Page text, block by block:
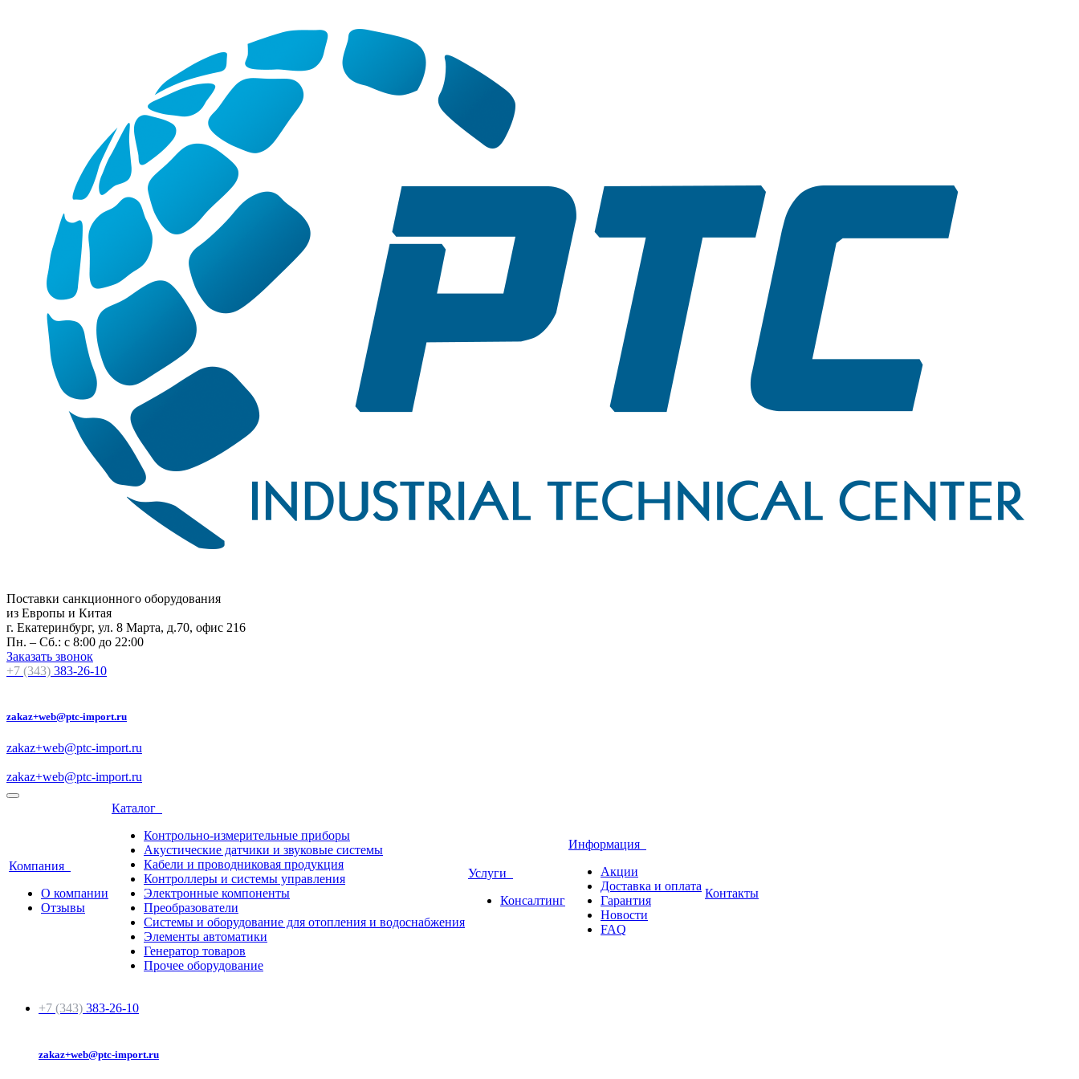
Поставки санкционного оборудования
из Европы и Китая
г. Екатеринбург, ул. 8 Марта, д.70, офис 216
Пн. – Сб.: с 8:00 до 22:00
Заказать звонок
+7 (343) 383-26-10
zakaz+web@ptc-import.ru
zakaz+web@ptc-import.ru
zakaz+web@ptc-import.ru
Компания
О компании
Отзывы
Каталог
Контрольно-измерительные приборы
Акустические датчики и звуковые системы
Кабели и проводниковая продукция
Контроллеры и системы управления
Электронные компоненты
Преобразователи
Системы и оборудование для отопления и водоснабжения
Элементы автоматики
Генератор товаров
Прочее оборудование
Услуги
Консалтинг
Информация
Акции
Доставка и оплата
Гарантия
Новости
FAQ
Контакты
+7 (343) 383-26-10
zakaz+web@ptc-import.ru